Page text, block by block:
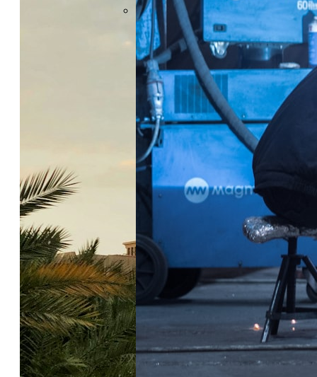
Горизонтальный Гидравлический